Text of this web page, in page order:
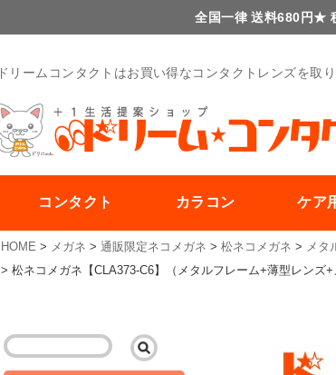
全国一律 送料680円★
ドリームコンタクトはお買い得なコンタクトレンズを取
コンタクト カラコン ケア
HOME メガネ 通販限定ネコメガネ 松ネコメガネ
メタ
松ネコメガネ【CLA373-C6】（メタルフレーム+薄型レン